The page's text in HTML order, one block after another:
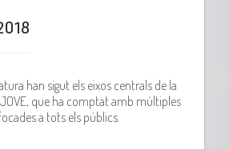
han sigut els eixos centrals de la
que ha comptat amb múltiples
a tots els públics.